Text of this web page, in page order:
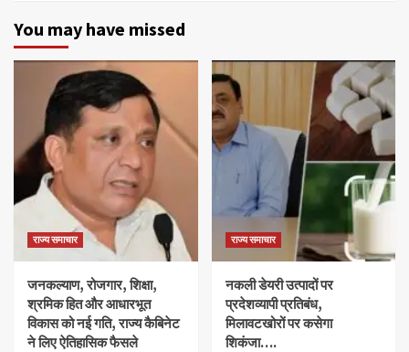
You may have missed
राज्य समाचार
जनकल्याण, रोजगार, शिक्षा,
श्रमिक हित और आधारभूत
विकास को नई गति, राज्य कैबिनेट
ने लिए ऐतिहासिक फैसले
राज्य समाचार
नकली डेयरी उत्पादों पर
प्रदेशव्यापी प्रतिबंध,
मिलावटखोरों पर कसेगा
शिकंजा….